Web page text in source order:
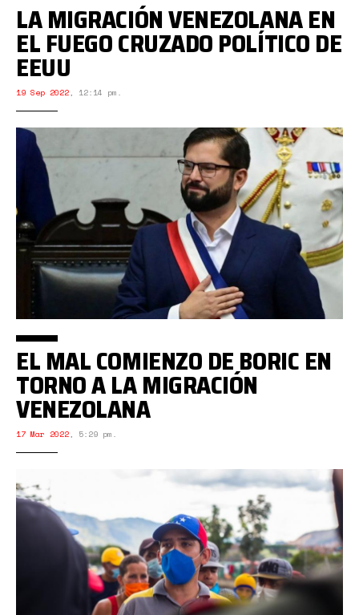
LA MIGRACIÓN VENEZOLANA EN
EL FUEGO CRUZADO POLÍTICO DE
EEUU
19 Sep 2022, 12:14 pm.
EL MAL COMIENZO DE BORIC EN
TORNO A LA MIGRACIÓN
VENEZOLANA
17 Mar 2022, 5:29 pm.